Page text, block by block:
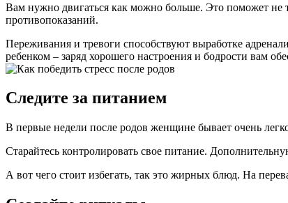
Вам нужно двигаться как можно больше. Это поможет не
противопоказаний.
Переживания и тревоги способствуют выработке
ребенком – заряд хорошего настроения и бодрости вам
Следите за питанием
В первые недели после родов женщине бывает очень
Старайтесь контролировать свое питание.
А вот чего стоит избегать, так это жирных блюд. На